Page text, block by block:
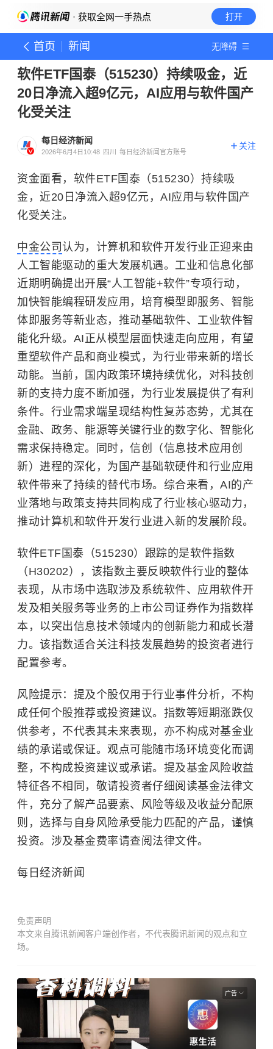
· 获取全网一手热点 打开
首页 新闻 无障碍
软件ETF国泰（515230）持续吸金，近
20日净流入超9亿元，AI应用与软件国产
化受关注
每日经济新闻
2026年6月4日10:48 四川 每日经济新闻官方账号
关注
资金面看，软件ETF国泰（515230）持续吸
金，近20日净流入超9亿元，AI应用与软件国产
化受关注。
中金公司 认为，计算机和软件开发行业正迎来由
人工智能驱动的重大发展机遇。工业和信息化部
近期明确提出开展“人工智能+软件”专项行动，
加快智能编程研发应用，培育模型即服务、智能
体即服务等新业态，推动基础软件、工业软件智
能化升级。AI正从模型层面快速走向应用，有望
重塑软件产品和商业模式，为行业带来新的增长
动能。当前，国内政策环境持续优化，对科技创
新的支持力度不断加强，为行业发展提供了有利
条件。行业需求端呈现结构性复苏态势，尤其在
金融、政务、能源等关键行业的数字化、智能化
需求保持稳定。同时，信创（信息技术应用创
新）进程的深化，为国产基础软硬件和行业应用
软件带来了持续的替代市场。综合来看，AI的产
业落地与政策支持共同构成了行业核心驱动力，
推动计算机和软件开发行业进入新的发展阶段。
软件ETF国泰（515230）跟踪的是软件指数
（H30202），该指数主要反映软件行业的整体
表现，从市场中选取涉及系统软件、应用软件开
发及相关服务等业务的上市公司证券作为指数样
本，以突出信息技术领域内的创新能力和成长潜
力。该指数适合关注科技发展趋势的投资者进行
配置参考。
风险提示：提及个股仅用于行业事件分析，不构
成任何个股推荐或投资建议。指数等短期涨跌仅
供参考，不代表其未来表现，亦不构成对基金业
绩的承诺或保证。观点可能随市场环境变化而调
整，不构成投资建议或承诺。提及基金风险收益
特征各不相同，敬请投资者仔细阅读基金法律文
件，充分了解产品要素、风险等级及收益分配原
则，选择与自身风险承受能力匹配的产品，谨慎
投资。涉及基金费率请查阅法律文件。
每日经济新闻
免责声明
本文来自腾讯新闻客户端创作者，不代表腾讯新闻的观点和立
场。
广告